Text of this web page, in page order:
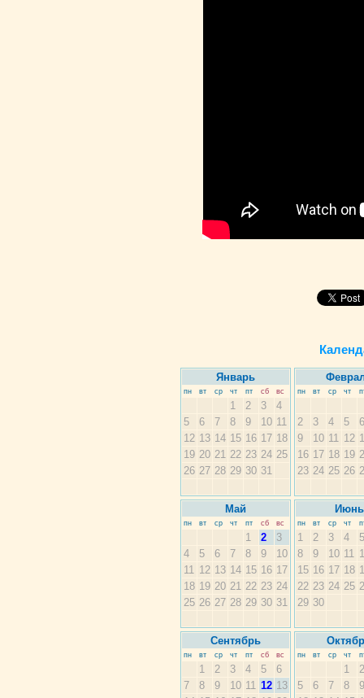
Январь
пн вт ср чт пт сб вс
1 2 3
4
5
6 7 8 9 10 11
12 13 14 15 16 17 18
19 20 21 22 23 24 25
26 27 28 29 30 31
пн вт ср чт
2 3 4 5
6
9
10 11 12
16 17 18 19
23 24 25 26
Май
пн вт ср чт пт сб вс
1 2
3
4
5 6 7 8 9
10
11 12 13 14 15 16 17
18 19 20 21 22 23 24
25 26 27 28 29 30 31
Июнь
пн вт ср чт
1 2 3 4
5
8
9 10 11
15 16 17 18
22 23 24 25
29 30
Сентябрь
пн вт ср чт пт сб вс
1 2 3 4 5
6
7
8 9 10 11 12 13
пн вт ср чт
1
2
5
6 7 8
9